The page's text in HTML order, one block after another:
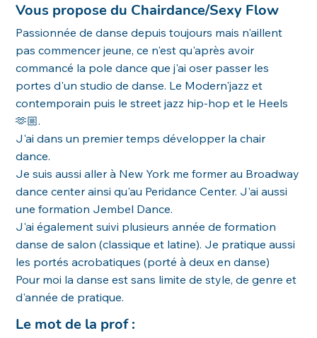
Vous propose du Chairdance/Sexy Flow
Passionnée de danse depuis toujours mais n'aillent
pas commencer jeune, ce n'est qu'après avoir
commancé la pole dance que j'ai oser passer les
portes d'un studio de danse. Le Modern'jazz et
contemporain puis le street jazz hip-hop et le Heels
🫶🏼.
J'ai dans un premier temps développer la chair
dance.
Je suis aussi aller à New York me former au Broadway
dance center ainsi qu'au Peridance Center. J'ai aussi
une formation Jembel Dance.
J'ai également suivi plusieurs année de formation
danse de salon (classique et latine). Je pratique aussi
les portés acrobatiques (porté à deux en danse)
Pour moi la danse est sans limite de style, de genre et
d'année de pratique.
Le mot de la prof :